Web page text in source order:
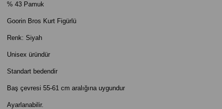
% 43 Pamuk
Goorin Bros Kurt Figürlü
Renk: Siyah
Unisex üründür
Standart bedendir
Baş çevresi 55-61 cm aralığına uygundur
Ayarlanabilir.